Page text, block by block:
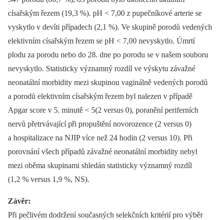
císařským řezem (19,3 %). pH < 7,00 z pupečníkové arterie se
vyskytlo v devíti případech (2,1 %). Ve skupině porodů vedených
elektivním císařským řezem se pH < 7,00 nevyskytlo. Úmrtí
plodu za porodu nebo do 28. dne po porodu se v našem souboru
nevyskytlo. Statisticky významný rozdíl ve výskytu závažné
neonatální morbidity mezi skupinou vaginálně vedených porodů
a porodů elektivním císařským řezem byl nalezen v případě
Apgar score v 5. minutě < 5(2 versus 0), poranění periferních
nervů přetrvávající při propuštění novorozence (2 versus 0)
a hospitalizace na NJIP více než 24 hodin (2 versus 10). Při
porovnání všech případů závažné neonatální morbidity nebyl
mezi oběma skupinami shledán statisticky významný rozdíl
(1,2 % versus 1,9 %, NS).
Závěr:
Při pečlivém dodržení současných selekčních kritérií pro výběr